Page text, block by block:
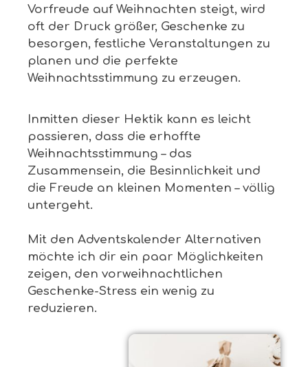
Vorfreude auf Weihnachten steigt, wird
oft der Druck größer, Geschenke zu
besorgen, festliche Veranstaltungen zu
planen und die perfekte
Weihnachtsstimmung zu erzeugen.
Inmitten dieser Hektik kann es leicht
passieren, dass die erhoffte
Weihnachtsstimmung – das
Zusammensein, die Besinnlichkeit und
die Freude an kleinen Momenten – völlig
untergeht.
Mit den Adventskalender Alternativen
möchte ich dir ein paar Möglichkeiten
zeigen, den vorweihnachtlichen
Geschenke-Stress ein wenig zu
reduzieren.